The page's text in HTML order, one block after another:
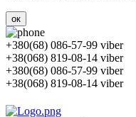
ок
+380(68) 086-57-99 viber
+38(068) 819-08-14 viber
+380(68) 086-57-99 viber
+38(068) 819-08-14 viber